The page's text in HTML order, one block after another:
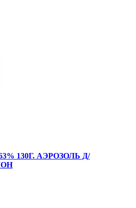
130Г. АЭРОЗОЛЬ Д/